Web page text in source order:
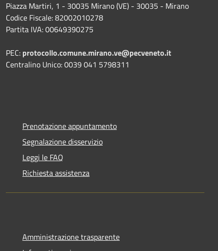
Piazza Martiri, 1 - 30035 Mirano (VE) - 30035 - Mirano
Codice Fiscale: 82002010278
Partita IVA: 00649390275
PEC: protocollo.comune.mirano.ve@pecveneto.it
Centralino Unico: 0039 041 5798311
Prenotazione appuntamento
Segnalazione disservizio
Leggi le FAQ
Richiesta assistenza
Amministrazione trasparente